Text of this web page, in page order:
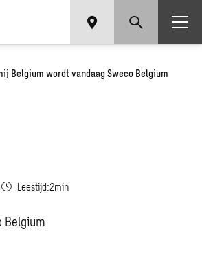
Belgium wordt vandaag Sweco Belgium
Leestijd:2min
Belgium